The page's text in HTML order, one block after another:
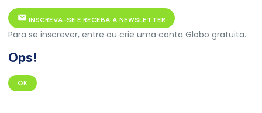
INSCREVA-SE E RECEBA A NEWSLETTER
Para se inscrever, entre ou crie uma conta Globo gratuita.
Ops!
OK